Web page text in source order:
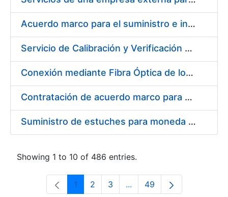
Acuerdo marco para el suministro e instalación de persianas, estores y otros complementos
Servicio de Calibración y Verificación Externa de los Equipos de Medición del Servicio de Prevención de la FNMT-RCM
Conexión mediante Fibra Óptica de los Centros de Proceso de Datos (CPDs) de las sedes de la FNMT-RCM de Burgos y Madrid
Contratación de acuerdo marco para el Suministro de Material de Electricidad para la Fábrica Nacional de Moneda y Timbre-Real Casa de la Moneda en su centro de trabajo de Burgos
Suministro de estuches para moneda de 30 €
Showing 1 to 10 of 486 entries.
Page
1 Page
2 Page
3 ...Intermediate Pages Use
Page
49